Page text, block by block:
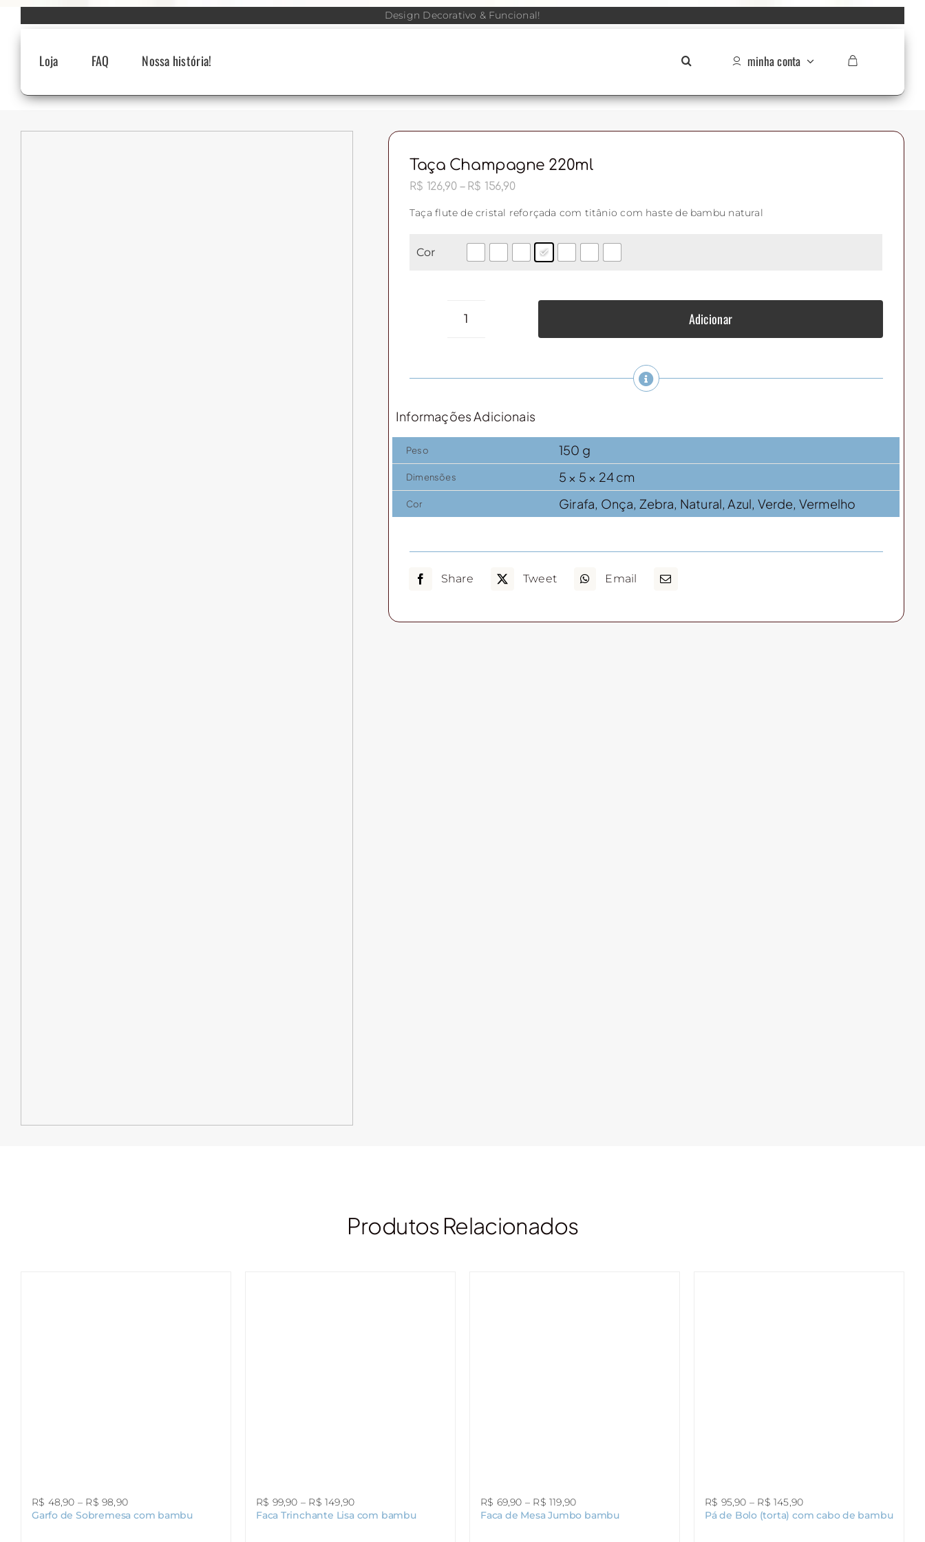
Design Decorativo & Funcional!
Loja FAQ Nossa história! minha conta
Taça Champagne 220ml
R$ 126,90 – R$ 156,90Faixa
preço:
R$ 126,90
R$ 156,90
Taça flute de cristal reforçada com titânio com haste de bambu natural
Cor
Taça
quantidade
Adicionar
Informações Adicionais
Peso 150 g
Dimensões 5 × 5 × 24 cm
Cor Girafa, Onça, Zebra, Natural, Azul, Verde, Vermelho
Share Tweet Email
Produtos Relacionados
R$ 48,90 – R$ 98,90Faixa
de
Garfo de Sobremesa com bambu
R$ 99,90 – R$ 149,90Faixa
de
Faca Trinchante Lisa com bambu
R$ 69,90 – R$ 119,90Faixa
de
Faca de Mesa Jumbo bambu
R$ 95,90 – R$ 145,90Faixa
de
Pá de Bolo (torta) com cabo de bambu